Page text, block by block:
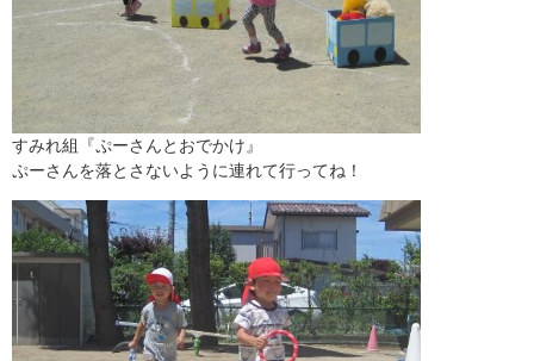
すみれ組『ぷーさんとおでかけ』
ぷーさんを落とさないように連れて行ってね！